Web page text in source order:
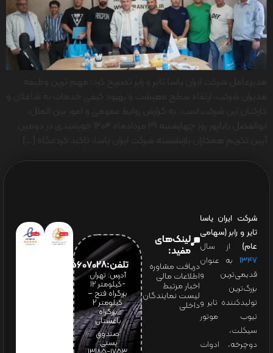
شرکت ایران یاسا
تایر و رابر (سهامی
عام) از سال
۱۳۴۷ به عنوان
قدیمی‌ترین و
بزرگ‌ترین
تولیدکننده تایر و
تیوب موتور
سیکلت،
دوچرخه، ادوات
لینک‌های
مفید:
دریافت مشاوره
اطلاعات مالی
اخبار مرتبط
لیست نمایندگان
داخلی
تلفن:65607028(021)
آدرس: تهران
-کیلومتر 12
بزرگراه فتح –
کیلومتر ۲
بزرگراه
باغستان
صندوق
پستی: